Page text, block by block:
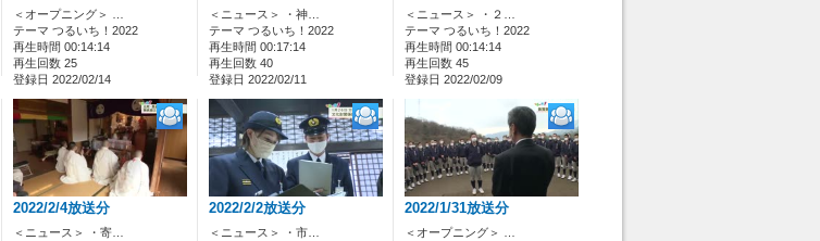
＜オープニング＞ …
テーマ つるいち！2022
再生時間 00:14:14
再生回数 25
登録日 2022/02/14
＜ニュース＞ ・神…
テーマ つるいち！2022
再生時間 00:17:14
再生回数 40
登録日 2022/02/11
＜ニュース＞ ・２…
テーマ つるいち！2022
再生時間 00:14:14
再生回数 45
登録日 2022/02/09
2022/2/4放送分
＜ニュース＞ ・寄…
2022/2/2放送分
＜ニュース＞ ・市…
2022/1/31放送分
＜オープニング＞ …